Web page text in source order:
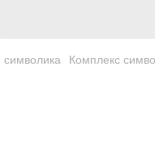
символика Комплекс